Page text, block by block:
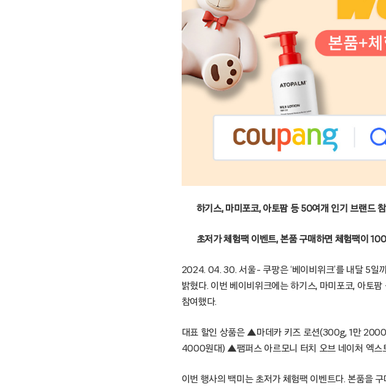
하기스, 마미포코, 아토팜 등 50여개 인기 브랜드
초저가 체험팩 이벤트, 본품 구매하면 체험팩이
2024. 04. 30. 서울 – 쿠팡은 ‘베이비위크’를 내달 5
밝혔다. 이번 베이비위크에는 하기스, 마미포코, 아토
참여했다.
대표 할인 상품은 ▲마데카 키즈 로션(300g, 1만
4000원대) ▲팸퍼스 아르모니 터치 오브 네이처 엑
이번 행사의 백미는 초저가 체험팩 이벤트다. 본품을